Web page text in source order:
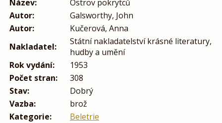
Název:
Ostrov pokrytců
Autor:
Galsworthy, John
Autor:
Kučerová, Anna
Nakladatel:
Státní nakladatelství krásné literatury,
hudby a umění
Rok vydání:
1953
Počet stran:
308
Stav:
Dobrý
Vazba:
brož
Kategorie:
Beletrie